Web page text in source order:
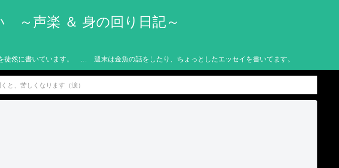
～声楽 ＆ 身の回り日記～
徒然に書いています。 … 週末は金魚の話をしたり、ちょっとしたエッセイを書いてます。
と、苦しくなります（涙）